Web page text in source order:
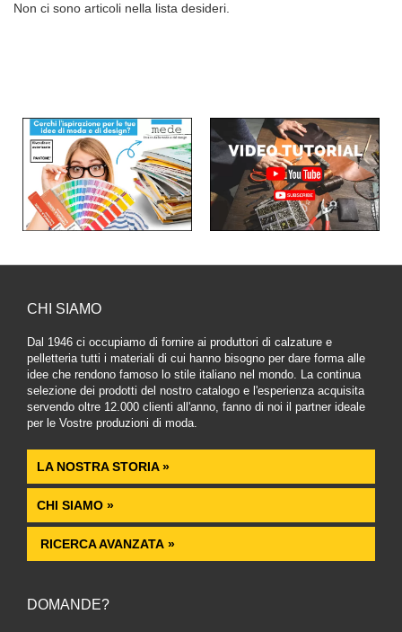
Non ci sono articoli nella lista desideri.
CHI SIAMO
Dal 1946 ci occupiamo di fornire ai produttori di calzature e
pelletteria tutti i materiali di cui hanno bisogno per dare forma alle
idee che rendono famoso lo stile italiano nel mondo. La continua
selezione dei prodotti del nostro catalogo e l'esperienza acquisita
servendo oltre 12.000 clienti all'anno, fanno di noi il partner ideale
per le Vostre produzioni di moda.
LA NOSTRA STORIA »
CHI SIAMO »
RICERCA AVANZATA »
DOMANDE?